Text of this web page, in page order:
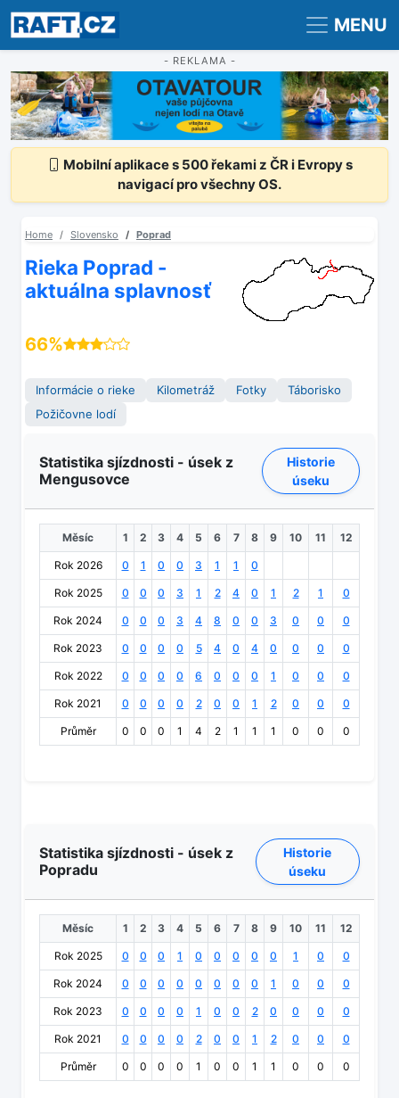
Registrace Přihlášení MENU
- REKLAMA -
Mobilní aplikace s 500 řekami z ČR i Evropy s
navigací pro všechny OS.
Home Slovensko Poprad
Rieka Poprad -
aktuálna splavnosť
66%
Informácie o rieke Kilometráž Fotky
Táborisko
Požičovne lodí
Statistika sjízdnosti - úsek z
Mengusovce
Historie
úseku
Měsíc 1 2 3 4 5 6 7 8 9 10 11 12
Rok 2026 0 1 0 0 3 1 1 0
Rok 2025 0 0 0 3 1 2 4 0 1 2 1 0
Rok 2024 0 0 0 3 4 8 0 0 3 0 0 0
Rok 2023 0 0 0 0 5 4 0 4 0 0 0 0
Rok 2022 0 0 0 0 6 0 0 0 1 0 0 0
Rok 2021 0 0 0 0 2 0 0 1 2 0 0 0
Průměr 0 0 0 1 4 2 1 1 1 0 0 0
Statistika sjízdnosti - úsek z
Popradu
Historie
úseku
Měsíc 1 2 3 4 5 6 7 8 9 10 11 12
Rok 2025 0 0 0 1 0 0 0 0 0 1 0 0
Rok 2024 0 0 0 0 0 0 0 0 1 0 0 0
Rok 2023 0 0 0 0 1 0 0 2 0 0 0 0
Rok 2021 0 0 0 0 2 0 0 1 2 0 0 0
Průměr 0 0 0 0 1 0 0 1 1 0 0 0